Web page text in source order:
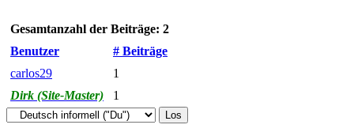
Gesamtanzahl der Beiträge: 2
Benutzer
# Beiträge
carlos29
1
Dirk (Site-Master)
1